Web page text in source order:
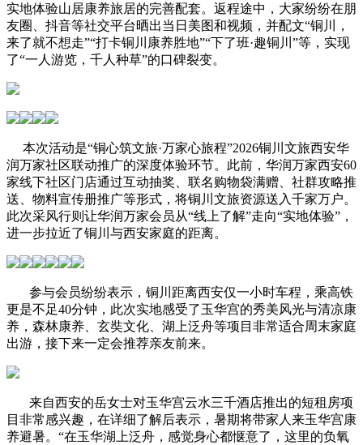
实地体验山居康养旅居的完善配套。返程途中，大家纷纷在朋
友圈、抖音等社交平台晒出当日美图和视频，并配文“铜川，
来了就不想走”“打卡铜川康养胜地”“下了班·趣铜川”等，实现
了“一人游览，千人种草”的口碑裂变。
本次活动是“铜心筑文旅·万家心旅程”2026铜川文旅西安华
润万家社区联动推广的深度体验环节。此前，华润万家西安60
家线下社区门店通过互动抽奖、联名购物袋满赠、社群攻略推
送、物料宣传册推广等形式，将铜川文旅资源送入千家万户。
此次采风行则让华润万家会员从“线上了解”走向“实地体验”，
进一步拉近了铜川与西安家庭的距离。
参与会员纷纷表示，铜川距离西安仅一小时车程，乘高铁
更是不足40分钟，此次实地感受了玉华宫的秀美风光与清凉康
养，森林康养、玄奘文化、湖上泛舟等项目非常适合周末家庭
出游，接下来一定会推荐亲友前来。
来自西安的岳女士对玉华宫云水三千酒店推出的短租房项
目非常感兴趣，在详细了解后表示，暑期将带家人来玉华宫康
养避暑。“在玉华湖上泛舟，感觉身心都惬意了，这里的负氧